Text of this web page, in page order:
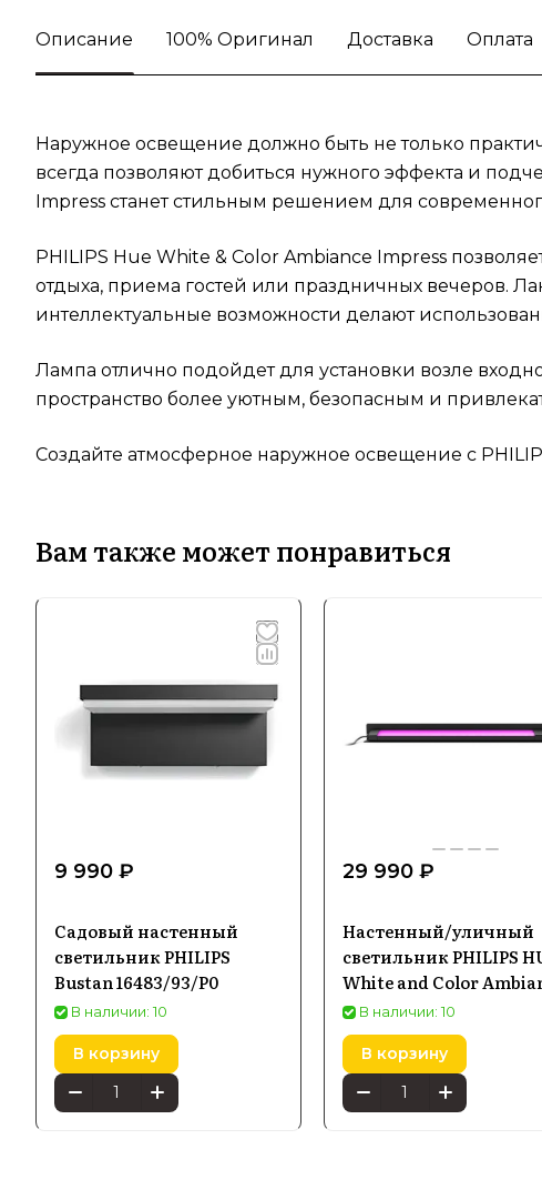
Описание 100% Оригинал Доставка Оплата
Наружное освещение должно быть не только
всегда позволяют добиться нужного эффекта и
Impress станет стильным решением для
PHILIPS Hue White & Color Ambiance Impress
отдыха, приема гостей или праздничных вечеров.
интеллектуальные возможности делают
Лампа отлично подойдет для установки возле
пространство более уютным, безопасным и
Создайте атмосферное наружное освещение с
Вам также может понравиться
9 990 ₽
Садовый настенный
светильник PHILIPS
Bustan 16483/93/P0
В наличии: 10
В корзину
29 990 ₽
Настенный/уличный
светильник PHILIPS
White and Color
Amarant, чёрный
1746630P7
В наличии: 10
В корзину